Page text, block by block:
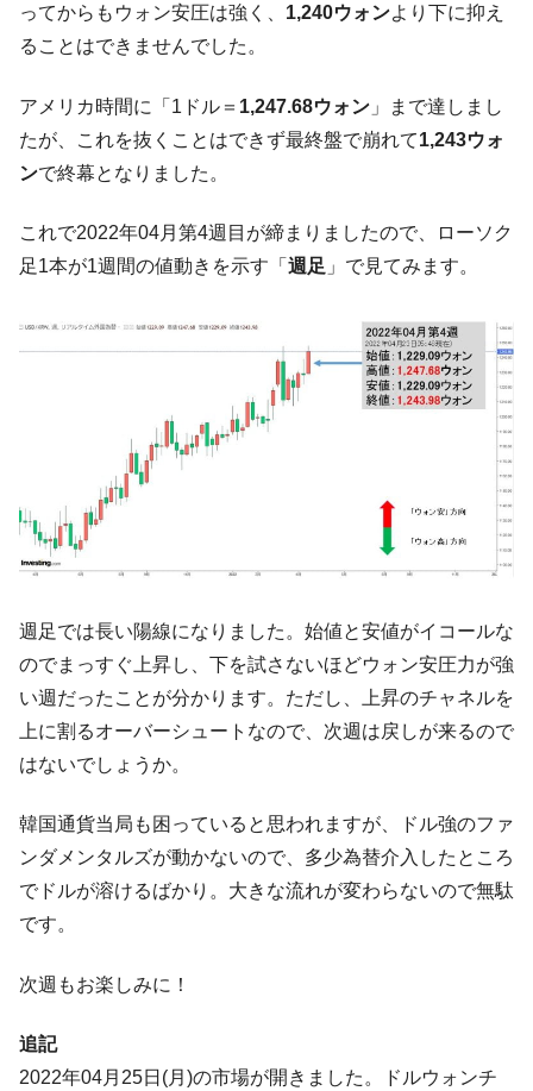
『Money1』
韓国「橋が落ちました」⇒ 耐久性「なさす
ぎ」では。
『Money1』
韓国鉄鋼最大手『POSCO』ズブズブ沈む。
営業利益80.2％も減少
『Money1』
米国下院「韓国の公務員個人をターゲット
にぶん殴る法案」提出！⇒ クーパン問題は合衆国企業に対
韓国ボンクラ政策室長･金容範、株価暴落に
他人事のような発言。
業績「史上最高益」当期純利益は前年同期比13.4倍に。
韓国･加徳島新国際空港「またも暗礁」の危
機 ⇒ 10.7兆では損が出るからできない。
【速報】韓国株式市場の暴落・本日07月29
日(水)もサイドカー・サーキットブレイカーの二段コンボ
『Money1』
IT産業は人を雇用する効果は低い。全産業の
半分未満しか雇用を生まない
のは政界の責任だ」
『Money1』
韓国「2026年1Q 資金循環統計」面白い結果
に。
『Money1』
韓国化学企業最大手『ロッテケミカル』純
借入金が約8兆。信用格付け「ネガティブ」にダウン
レイカーも発動！ 半導体2銘柄の暴落
Fact1
日本の誇る海洋資源調査船『白嶺』は先進技術の
塊！
Fact1
Fact1 今話題の「楽天ライオンズ」とは？
Fact1
Fact1
全て勝つといくら？ 競馬GI競走で勝利騎手がもら
ってからもウォン安圧は強く、 1,240ウォンより下に抑え
ることはできませんでした。
アメリカ時間に「1ドル＝ 1,247.68ウォン 」まで達しまし
たが、これを抜くことはできず最終盤で崩れて1,243ウォ
ンで終幕となりました。
これで2022年04月第4週目が締まりましたので、ローソク
足1本が1週間の値動きを示す「 週足 」で見てみます。
週足では長い陽線になりました。始値と安値がイコールな
のでまっすぐ上昇し、下を試さないほどウォン安圧力が強
い週だったことが分かります。ただし、上昇のチャネルを
上に割るオーバーシュートなので、次週は戻しが来るので
はないでしょうか。
韓国通貨当局も困っていると思われますが、ドル強のファ
ンダメンタルズが動かないので、多少為替介入したところ
でドルが溶けるばかり。大きな流れが変わらないので無駄
です。
次週もお楽しみに！
追記
2022年04月25日(月)の市場が開きました。ドルウォンチ